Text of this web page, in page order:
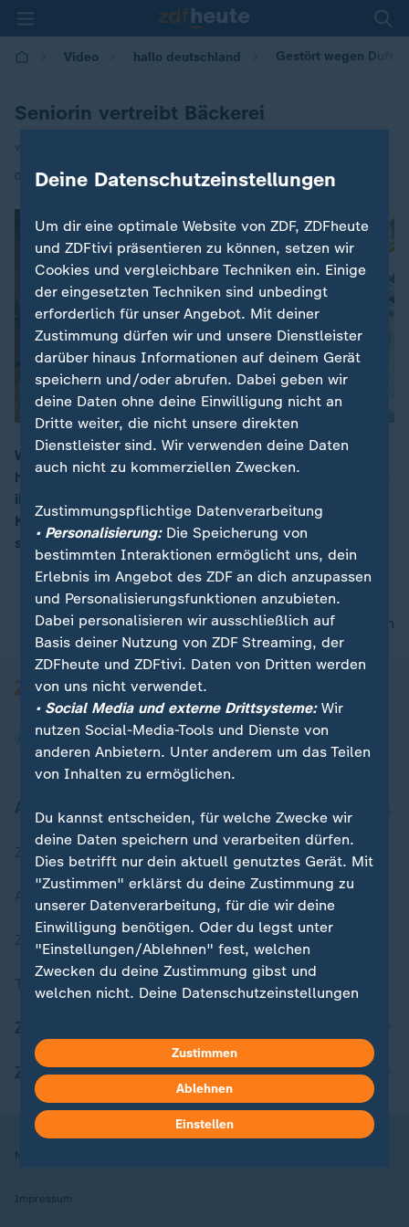
Video hallo deutschland Gestört wegen Duft:
Seniorin vertreibt Bäckerei
von Anna Duda
02.06.2026 | 17:10
Weil sie sich vom Duft des Gebäcks gestört gefühlt
hat, beschwerte sich eine Seniorin über die Bäckerei in
ihrer Nachbarschaft. Nun verlangt auch die
Kreisverwaltung, dass der 60 Jahre alte Betrieb
schließt.
nach oben
Aktuell bei ZDFheute
Zuletzt veröffentlicht
Aktuelle Sendungs-Videos
ZDFheute Stories
Themen im Überblick
ZDFheute Apps
Nutzungsbedingungen
Impressum
Deine Datenschutzeinstellungen
Um dir eine optimale Website von ZDF, ZDFheute
und ZDFtivi präsentieren zu können, setzen wir
Cookies und vergleichbare Techniken ein. Einige
der eingesetzten Techniken sind unbedingt
erforderlich für unser Angebot. Mit deiner
Zustimmung dürfen wir und unsere Dienstleister
darüber hinaus Informationen auf deinem Gerät
speichern und/oder abrufen. Dabei geben wir
deine Daten ohne deine Einwilligung nicht an
Dritte weiter, die nicht unsere direkten
Dienstleister sind. Wir verwenden deine Daten
auch nicht zu kommerziellen Zwecken.
Zustimmungspflichtige Datenverarbeitung
• Personalisierung:Die Speicherung von
bestimmten Interaktionen ermöglicht uns, dein
Erlebnis im Angebot des ZDF an dich anzupassen
und Personalisierungsfunktionen anzubieten.
Dabei personalisieren wir ausschließlich auf
Basis deiner Nutzung von ZDF Streaming, der
ZDFheute und ZDFtivi. Daten von Dritten werden
von uns nicht verwendet.
• Social Media und externe Drittsysteme:Wir
nutzen Social-Media-Tools und Dienste von
anderen Anbietern. Unter anderem um das Teilen
von Inhalten zu ermöglichen.
Du kannst entscheiden, für welche Zwecke wir
deine Daten speichern und verarbeiten dürfen.
Dies betrifft nur dein aktuell genutztes Gerät. Mit
"Zustimmen" erklärst du deine Zustimmung zu
unserer Datenverarbeitung, für die wir deine
Einwilligung benötigen. Oder du legst unter
"Einstellungen/Ablehnen" fest, welchen
Zwecken du deine Zustimmung gibst und
welchen nicht. Deine Datenschutzeinstellungen
in deinen Einstellungen widerrufen oder ändern.
Hier findest du das Impressum.
Weitere Informationen findest du in unserer
Datenschutzerklärung.
Zustimmen
Ablehnen
Einstellen